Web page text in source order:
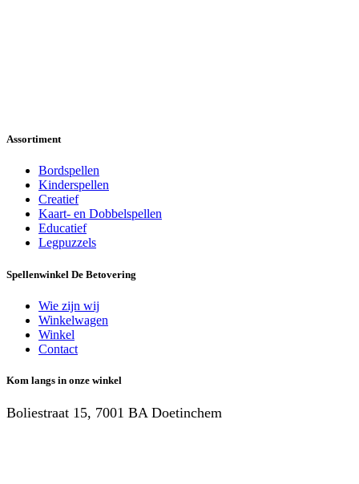
Assortiment
Bordspellen
Kinderspellen
Creatief
Kaart- en Dobbelspellen
Educatief
Legpuzzels
Spellenwinkel De Betover​ing
Wie zijn wij
Winkelwagen
Winkel
Contact
Kom langs in onze winkel
Boliestraat 15, 7001 BA Doetinchem